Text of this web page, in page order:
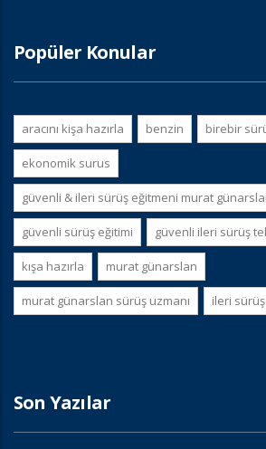
Popüler Konular
aracını kişa hazırla benzin birebir
ekonomik surus
güvenli & i̇leri sürüş eğitmeni murat
güvenli sürüş eğitimi güvenli i̇leri sürüş
kışa hazırla murat günarslan
murat günarslan sürüş uzmanı i̇leri
Son Yazılar